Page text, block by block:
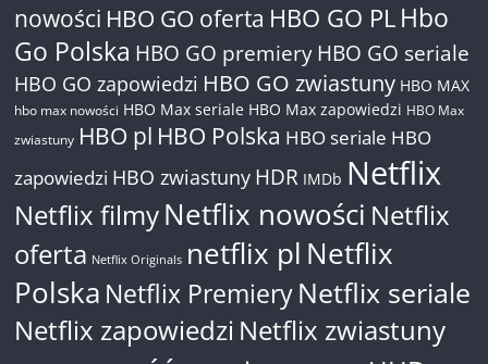
nowości HBO GO oferta HBO GO PL Hbo
Go Polska HBO GO premiery HBO GO seriale
HBO GO zapowiedzi HBO GO zwiastuny HBO MAX
hbo max nowości HBO Max seriale HBO Max zapowiedzi HBO Max
zwiastuny HBO pl HBO Polska HBO seriale HBO
zapowiedzi HBO zwiastuny HDR IMDb Netflix
Netflix filmyNetflix nowości Netflix
oferta Netflix Originals netflix pl Netflix
Polska Netflix PremieryNetflix seriale
Netflix zapowiedzi Netflix zwiastuny